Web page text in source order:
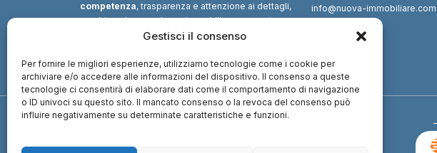
Gestisci il consenso
Per fornire le migliori esperienze, utilizziamo tecnologie come i cookie per
archiviare e/o accedere alle informazioni del dispositivo. Il consenso a queste
tecnologie ci consentirà di elaborare dati come il comportamento di navigazione
o ID univoci su questo sito. Il mancato consenso o la revoca del consenso può
influire negativamente su determinate caratteristiche e funzioni.
competenza, trasparenza e attenzione ai dettagli,
combinando consulenza immobiliare, supporto
tecnico e soluzioni finanziarie.Un unico
valore.
info@nuova-immobiliare.com